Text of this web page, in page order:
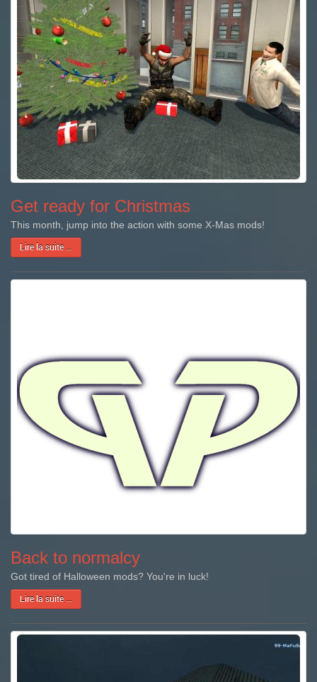
Get ready for Christmas
This month, jump into the action with some X-Mas mods!
Lire la suite ...
Back to normalcy
Got tired of Halloween mods? You're in luck!
Lire la suite ...